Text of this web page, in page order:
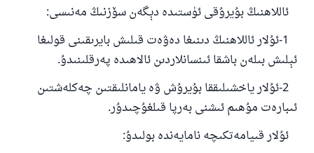
ئاللاھنىڭ بۇيرۇقى ئۈستىدە دېگەن سۆزنىڭ مەنىسى:
1-ئۇلار ئاللاھنىڭ دىنىغا دەۋەت قىلىش بايرىقىنى قولىغا
ئېلىش بىلەن باشقا ئىنسانلاردىن ئالاھىدە پەرقلىنىدۇ.
2-ئۇلار ياخشىلىققا بۇيرۇش ۋە يامانلىقتىن چەكلەشتىن
ئىبارەت مۇھىم ئىشنى بەرپا قىلغۇچىدۇر.
ئۇلار قىيامەتكىچە نامايەندە بولىدۇ: